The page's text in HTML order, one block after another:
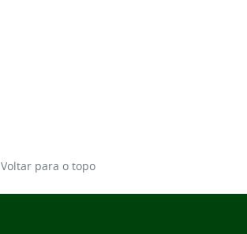
Voltar para o topo